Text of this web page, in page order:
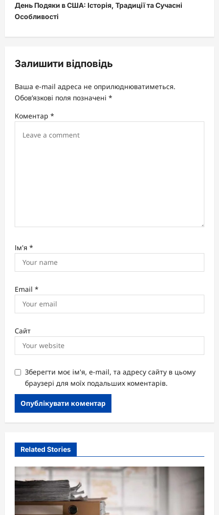
n
a
v
g
a
t
i
День Подяки в США: Історія, Традиції та Сучасні
Особливості
Залишити відповідь
Ваша e-mail адреса не оприлюднюватиметься.
Обов’язкові поля позначені *
Коментар *
Ім'я *
Email *
Сайт
Зберегти моє ім'я, e-mail, та адресу сайту в цьому
браузері для моїх подальших коментарів.
Related Stories